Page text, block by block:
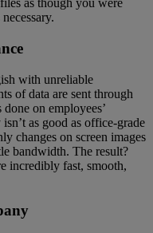
as though you were
with unreliable
of data are sent through
on employees’
as good as office-grade
changes on screen images
bandwidth. The result?
incredibly fast, smooth,